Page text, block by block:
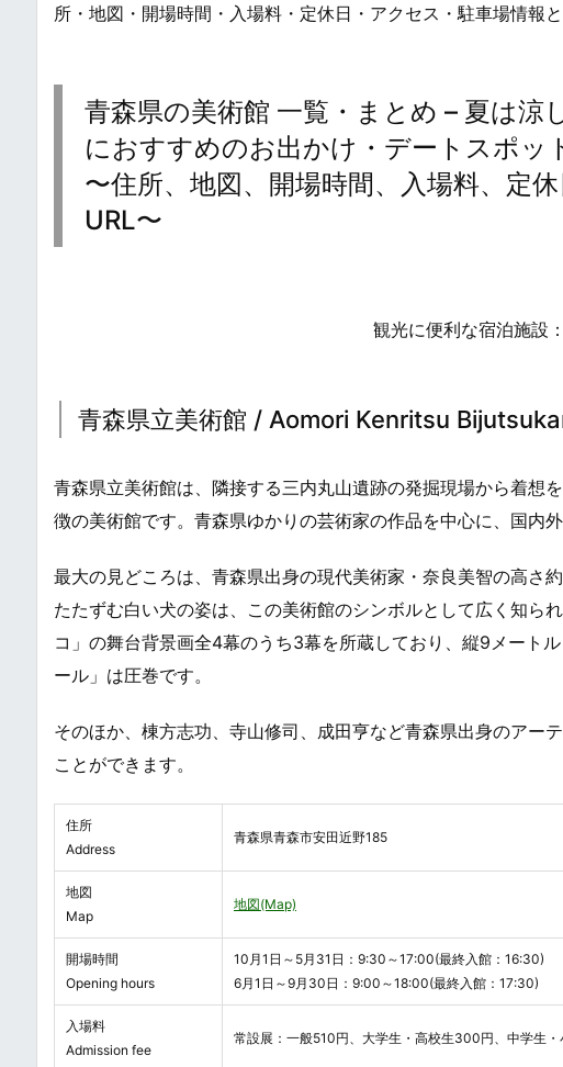
所・地図・開場時間・入場料・定休日・アクセス・駐車場情報
青森県の美術館 一覧・まとめ – 夏は涼
におすすめのお出かけ・デートスポ
〜住所、地図、開場時間、入場料、定
URL〜
観光に便利な宿泊施設：
青森県立美術館 / Aomori Kenritsu
青森県立美術館は、隣接する三内丸山遺跡の発掘現場から着想
徴の美術館です。青森県ゆかりの芸術家の作品を中心に、国内
最大の見どころは、青森県出身の現代美術家・奈良美智の高さ
たたずむ白い犬の姿は、この美術館のシンボルとして広く知ら
コ」の舞台背景画全4幕のうち3幕を所蔵しており、縦9メート
ール」は圧巻です。
そのほか、棟方志功、寺山修司、成田亨など青森県出身のアー
ことができます。
住所
Address
青森県青森市安田近野185
地図
Map
地図(Map)
開場時間
Opening hours
10月1日～5月31日：9:30～17:00(最終入館：16:30)
6月1日～9月30日：9:00～18:00(最終入館：17:30)
入場料
Admission fee
常設展：一般510円、大学生・高校生300円、中学生